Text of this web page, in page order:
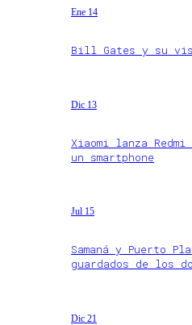
Ene 14
Bill Gates y su
Dic 13
Xiaomi lanza
un smartphone
Jul 15
Samaná y Puerto
guardados de los
Dic 21